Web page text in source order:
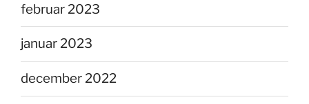
februar 2023
januar 2023
december 2022